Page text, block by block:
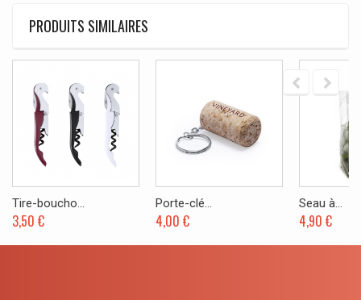
PRODUITS SIMILAIRES
Tire-boucho...
3,50 €
Porte-clé...
4,00 €
Seau à...
4,90 €